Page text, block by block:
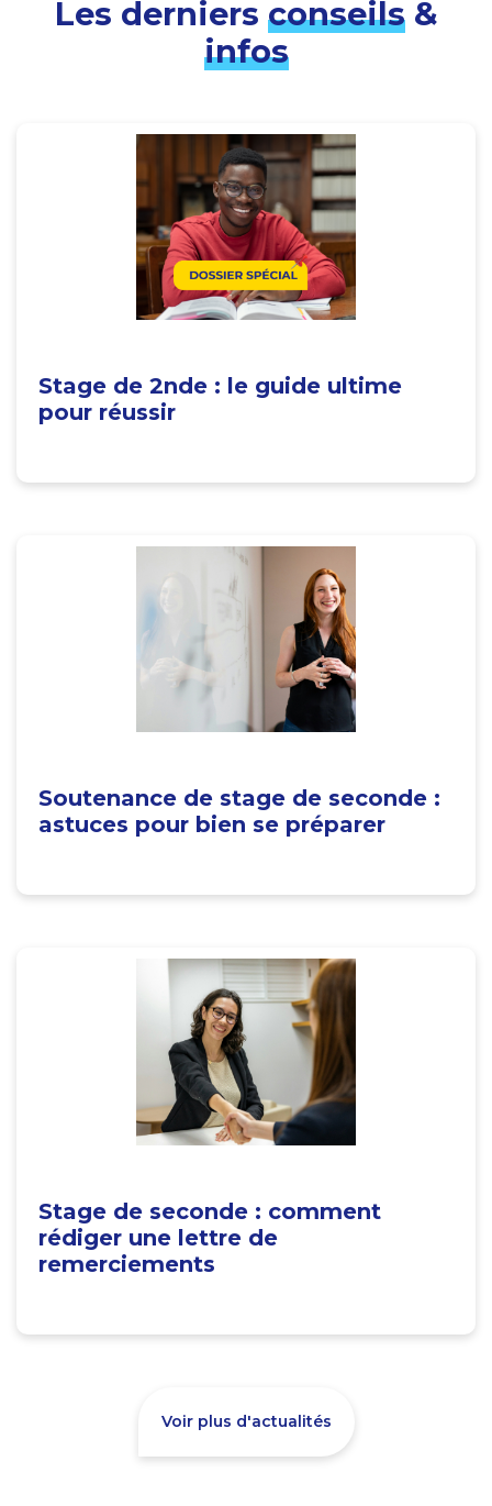
Les derniers conseils&
infos
Stage de 2nde : le guide ultime
pour réussir
Soutenance de stage de seconde :
astuces pour bien se préparer
Stage de seconde : comment
rédiger une lettre de
remerciements
Voir plus d'actualités